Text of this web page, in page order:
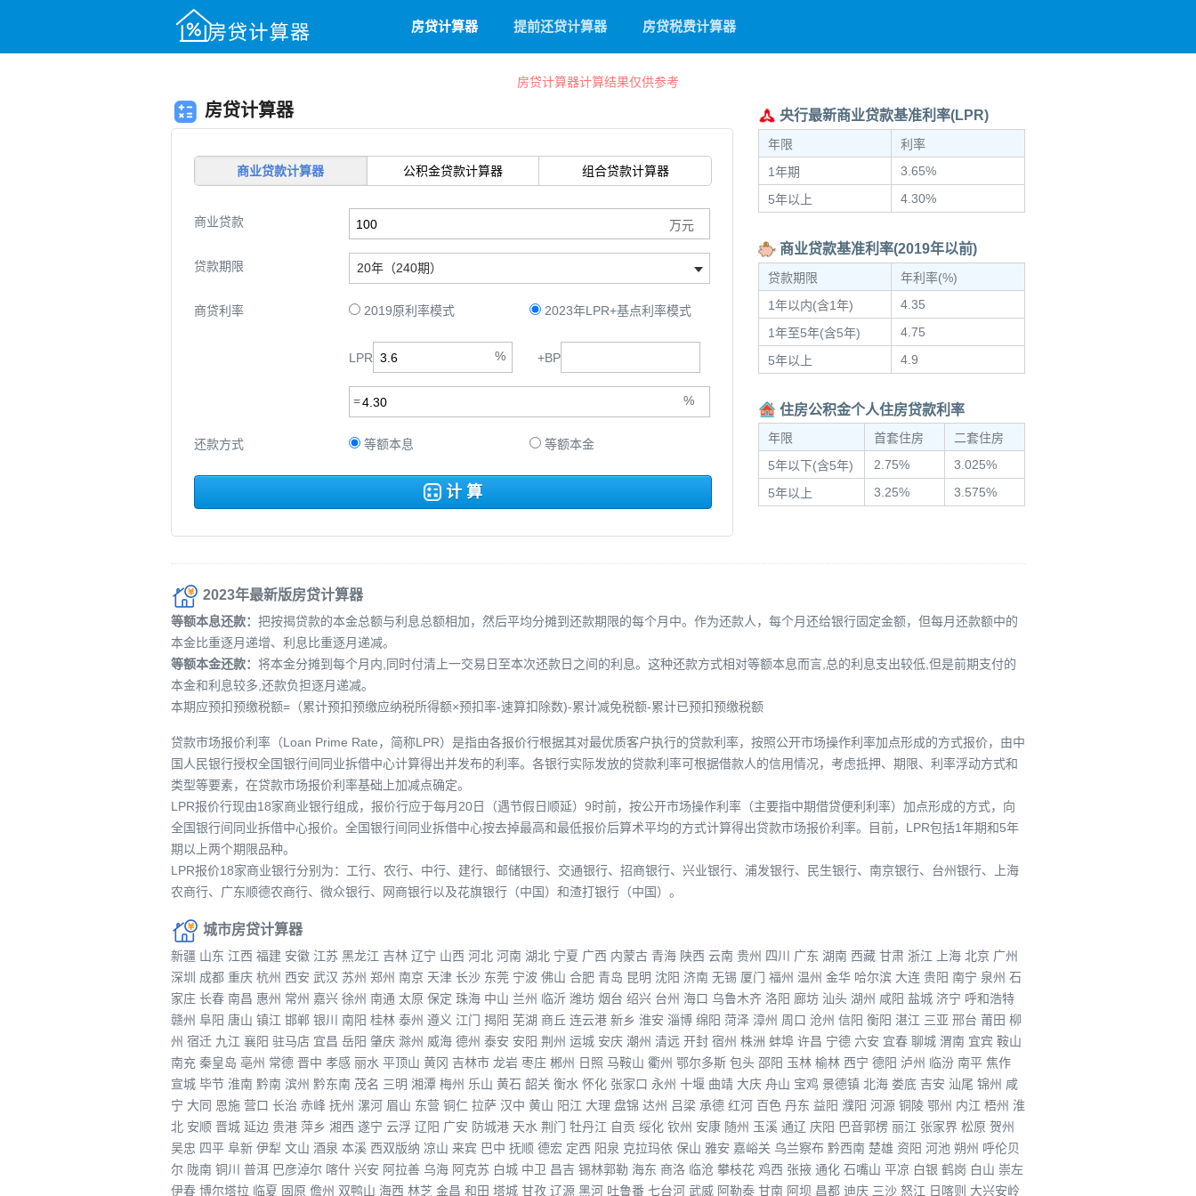
房贷计算器 提前还贷计算器 房贷税费计算器
房贷计算器计算结果仅供参考
房贷计算器
商业贷款计算器 公积金贷款计算器 组合贷款计算器
商业贷款
贷款期限 20年（240期）
商贷利率 2019原利率模式 2023年LPR+基点利率模式
LPR +BP
还款方式 等额本息 等额本金
计 算
央行最新商业贷款基准利率(LPR)
年限
利率
1年期
3.65%
5年以上
4.30%
商业贷款基准利率(2019年以前)
贷款期限
年利率(%)
1年以内(含1年)
4.35
1年至5年(含5年)
4.75
5年以上
4.9
住房公积金个人住房贷款利率
年限 首套住房
二套住房
5年以下(含5年)
2.75%
3.025%
5年以上
3.25% 3.575%
2023年最新版房贷计算器
等额本息还款： 把按揭贷款的本金总额与利息总额相加，然后平均分摊到还款期限的每个月中。作为还款人，每个月还给银行固定金额，但每月还款额中的
本金比重逐月递增、利息比重逐月递减。
等额本金还款： 将本金分摊到每个月内,同时付清上一交易日至本次还款日之间的利息。这种还款方式相对等额本息而言,总的利息支出较低,但是前期支付的
本金和利息较多,还款负担逐月递减。
本期应预扣预缴税额=（累计预扣预缴应纳税所得额×预扣率-速算扣除数)-累计减免税额-累计已预扣预缴税额
贷款市场报价利率（Loan Prime Rate，简称LPR）是指由各报价行根据其对最优质客户执行的贷款利率，按照公开市场操作利率加点形成的方式报价，由中
国人民银行授权全国银行间同业拆借中心计算得出并发布的利率。各银行实际发放的贷款利率可根据借款人的信用情况，考虑抵押、期限、利率浮动方式和
类型等要素，在贷款市场报价利率基础上加减点确定。
LPR报价行现由18家商业银行组成，报价行应于每月20日（遇节假日顺延）9时前，按公开市场操作利率（主要指中期借贷便利利率）加点形成的方式，向
全国银行间同业拆借中心报价。全国银行间同业拆借中心按去掉最高和最低报价后算术平均的方式计算得出贷款市场报价利率。目前，LPR包括1年期和5年
期以上两个期限品种。
LPR报价18家商业银行分别为：工行、农行、中行、建行、邮储银行、交通银行、招商银行、兴业银行、浦发银行、民生银行、南京银行、台州银行、上海
农商行、广东顺德农商行、微众银行、网商银行以及花旗银行（中国）和渣打银行（中国）。
城市房贷计算器
新疆 山东 江西 福建 安徽 江苏 黑龙江 吉林 辽宁 山西 河北 河南 湖北 宁夏 广西 内蒙古 青海 陕西 云南 贵州 四川 广东 湖南 西藏 甘肃 浙江 上海 北京 广州
深圳 成都 重庆 杭州 西安 武汉 苏州 郑州 南京 天津 长沙 东莞 宁波 佛山 合肥 青岛 昆明 沈阳 济南 无锡 厦门 福州 温州 金华 哈尔滨 大连 贵阳 南宁 泉州 石
家庄 长春 南昌 惠州 常州 嘉兴 徐州 南通 太原 保定 珠海 中山 兰州 临沂 潍坊 烟台 绍兴 台州 海口 乌鲁木齐 洛阳 廊坊 汕头 湖州 咸阳 盐城 济宁 呼和浩特
赣州 阜阳 唐山 镇江 邯郸 银川 南阳 桂林 泰州 遵义 江门 揭阳 芜湖 商丘 连云港 新乡 淮安 淄博 绵阳 菏泽 漳州 周口 沧州 信阳 衡阳 湛江 三亚 邢台 莆田 柳
州 宿迁 九江 襄阳 驻马店 宜昌 岳阳 肇庆 滁州 威海 德州 泰安 安阳 荆州 运城 安庆 潮州 清远 开封 宿州 株洲 蚌埠 许昌 宁德 六安 宜春 聊城 渭南 宜宾 鞍山
南充 秦皇岛 亳州 常德 晋中 孝感 丽水 平顶山 黄冈 吉林市 龙岩 枣庄 郴州 日照 马鞍山 衢州 鄂尔多斯 包头 邵阳 玉林 榆林 西宁 德阳 泸州 临汾 南平 焦作
宣城 毕节 淮南 黔南 滨州 黔东南 茂名 三明 湘潭 梅州 乐山 黄石 韶关 衡水 怀化 张家口 永州 十堰 曲靖 大庆 舟山 宝鸡 景德镇 北海 娄底 吉安 汕尾 锦州 咸
宁 大同 恩施 营口 长治 赤峰 抚州 漯河 眉山 东营 铜仁 拉萨 汉中 黄山 阳江 大理 盘锦 达州 吕梁 承德 红河 百色 丹东 益阳 濮阳 河源 铜陵 鄂州 内江 梧州 淮
北 安顺 晋城 延边 贵港 萍乡 湘西 遂宁 云浮 辽阳 广安 防城港 天水 荆门 牡丹江 自贡 绥化 钦州 安康 随州 玉溪 通辽 庆阳 巴音郭楞 丽江 张家界 松原 贺州
吴忠 四平 阜新 伊犁 文山 酒泉 本溪 西双版纳 凉山 来宾 巴中 抚顺 德宏 定西 阳泉 克拉玛依 保山 雅安 嘉峪关 乌兰察布 黔西南 楚雄 资阳 河池 朔州 呼伦贝
尔 陇南 铜川 普洱 巴彦淖尔 喀什 兴安 阿拉善 乌海 阿克苏 白城 中卫 昌吉 锡林郭勒 海东 商洛 临沧 攀枝花 鸡西 张掖 通化 石嘴山 平凉 白银 鹤岗 白山 崇左
伊春 博尔塔拉 临夏 固原 儋州 双鸭山 海西 林芝 金昌 和田 塔城 甘孜 辽源 黑河 吐鲁番 七台河 武威 阿勒泰 甘南 阿坝 昌都 迪庆 三沙 怒江 日喀则 大兴安岭